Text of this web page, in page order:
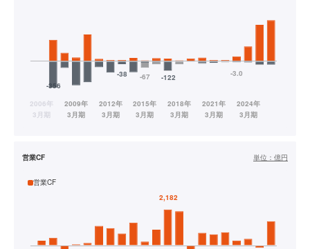
営業CF 単位： 億円
営業CF